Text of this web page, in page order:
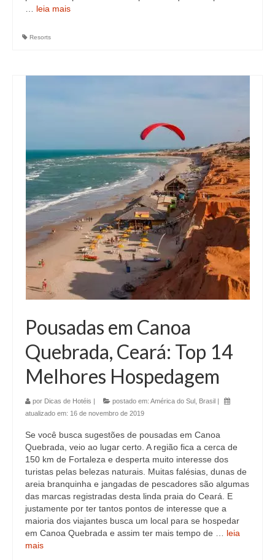
leia mais
Resorts
Pousadas em Canoa
Quebrada, Ceará: Top 14
Melhores Hospedagem
por Dicas de Hotéis | postado em: América do Sul Brasil |
atualizado em: 16 de novembro de 2019
Se você busca sugestões de pousadas em Canoa
Quebrada, veio ao lugar certo. A região fica a cerca de
150 km de Fortaleza e desperta muito interesse dos
turistas pelas belezas naturais. Muitas falésias, dunas de
areia branquinha e jangadas de pescadores são algumas
das marcas registradas desta linda praia do Ceará. E
justamente por ter tantos pontos de interesse que a
maioria dos viajantes busca um local para se hospedar
em Canoa Quebrada e assim ter mais tempo de … leia
mais